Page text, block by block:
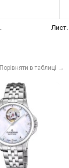
Лист.
Порівняти в таблиці →